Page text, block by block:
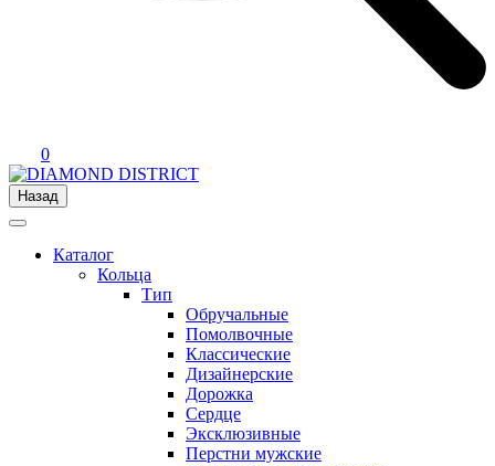
0
Назад
Каталог
Кольца
Тип
Обручальные
Помолвочные
Классические
Дизайнерские
Дорожка
Сердце
Эксклюзивные
Перстни мужские